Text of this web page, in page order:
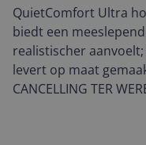
QuietComfort Ultra
biedt een
realistischer
levert op maat
CANCELLING TER